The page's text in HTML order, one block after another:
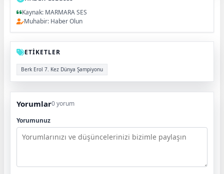
Kaynak: MARMARA SES
Muhabir: Haber Olun
ETİKETLER
Berk Erol 7. Kez Dünya Şampiyonu
Yorumlar0 yorum
Yorumunuz